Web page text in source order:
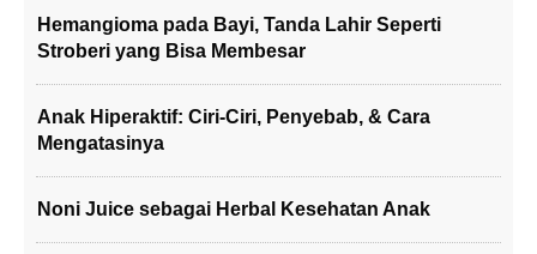
Hemangioma pada Bayi, Tanda Lahir Seperti
Stroberi yang Bisa Membesar
Anak Hiperaktif: Ciri-Ciri, Penyebab, & Cara
Mengatasinya
Noni Juice sebagai Herbal Kesehatan Anak